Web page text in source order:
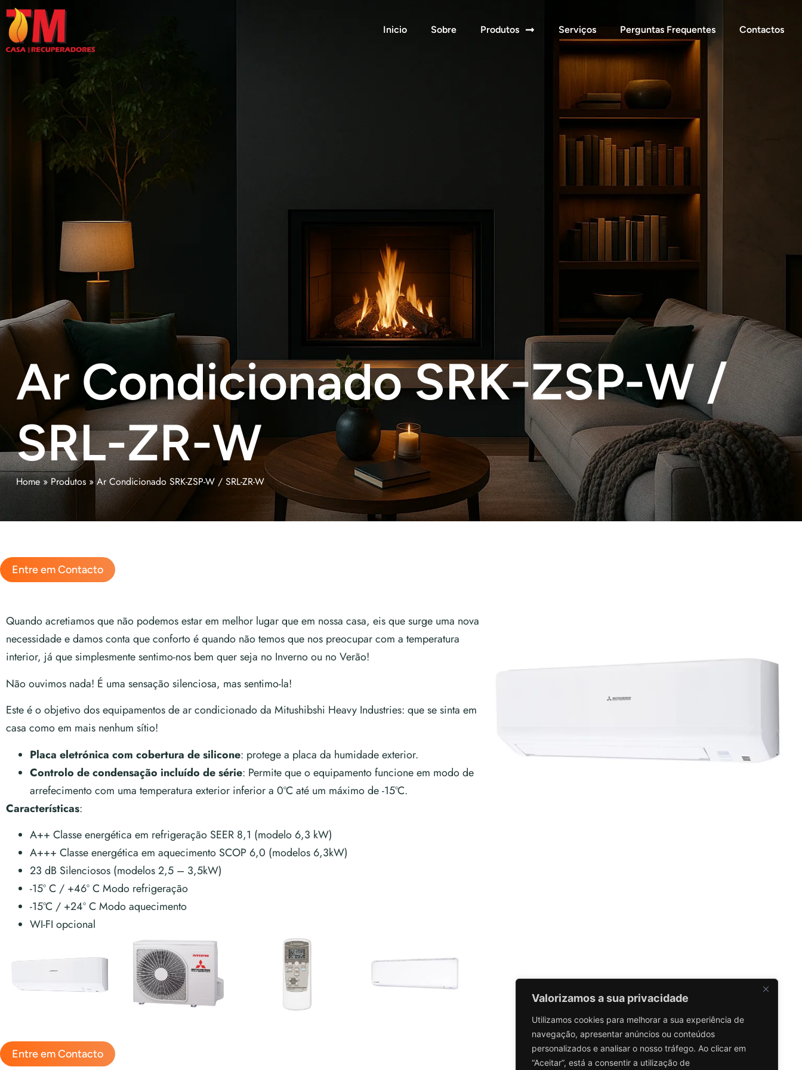
Valorizamos a sua privacidade
Utilizamos cookies para melhorar a sua experiência de
navegação, apresentar anúncios ou conteúdos
personalizados e analisar o nosso tráfego. Ao clicar em
“Aceitar”, está a consentir a utilização de
Inicio Sobre Produtos Serviços Perguntas Frequentes Contactos
Ar Condicionado SRK-ZSP-W /
SRL-ZR-W
Home»Produtos»Ar Condicionado SRK-ZSP-W / SRL-ZR-W
Entre em Contacto
Quando acretiamos que não podemos estar em melhor lugar que em nossa casa, eis que surge uma nova
necessidade e damos conta que conforto é quando não temos que nos preocupar com a temperatura
interior, já que simplesmente sentimo-nos bem quer seja no Inverno ou no Verão!
Não ouvimos nada! É uma sensação silenciosa, mas sentimo-la!
Este é o objetivo dos equipamentos de ar condicionado da Mitushibshi Heavy Industries: que se sinta em
casa como em mais nenhum sítio!
Placa eletrónica com cobertura de silicone: protege a placa da humidade exterior.
Controlo de condensação incluído de série: Permite que o equipamento funcione em modo de
arrefecimento com uma temperatura exterior inferior a 0ºC até um máximo de -15ºC.
Características:
A++ Classe energética em refrigeração SEER 8,1 (modelo 6,3 kW)
A+++ Classe energética em aquecimento SCOP 6,0 (modelos 6,3kW)
23 dB Silenciosos (modelos 2,5 – 3,5kW)
-15º C / +46º C Modo refrigeração
-15ºC / +24º C Modo aquecimento
WI-FI opcional
Entre em Contacto